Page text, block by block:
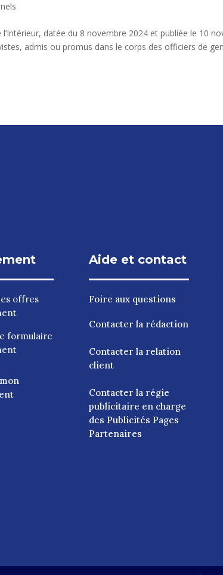
datée du 8 novembre 2024 et publiée le 10
admis ou promus dans le corps des officiers de
offres
formulaire
Aide et contact
Foire aux questions
Contacter la rédaction
Contacter la relation
client
Contacter la régie
publicitaire en charge
des Publicités Pages
Partenaires